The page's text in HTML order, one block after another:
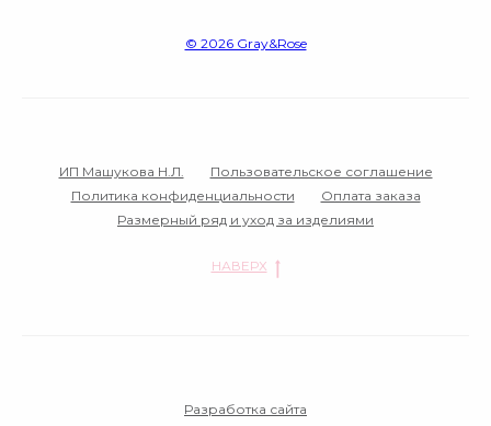
© 2026 Gray&Rose‌
ИП Машукова Н.Л.
Пользовательское соглашение
Политика конфиденциальности
Оплата заказа
Размерный ряд и уход за изделиями
НАВЕРХ
Разработка сайта